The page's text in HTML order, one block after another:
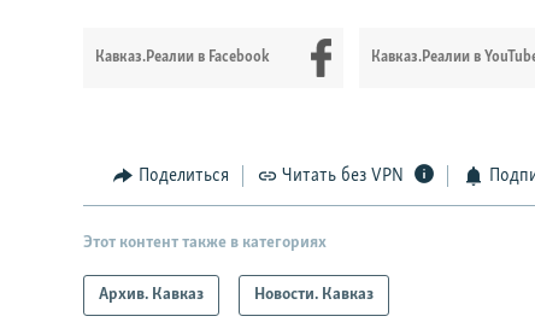
Кавказ.Реалии в Facebook Кавказ.Реалии в
Поделиться Читать без VPN
Этот контент также в категориях
Архив. Кавказ Новости. Кавказ